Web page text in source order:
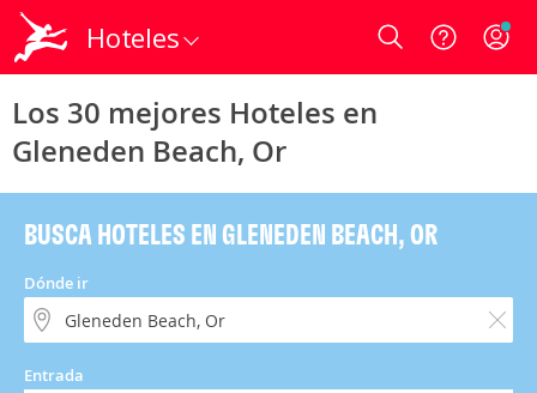
Hoteles Login
Los 30 mejores Hoteles en
Gleneden Beach, Or
BUSCA HOTELES EN GLENEDEN BEACH, OR
Dónde ir
Entrada